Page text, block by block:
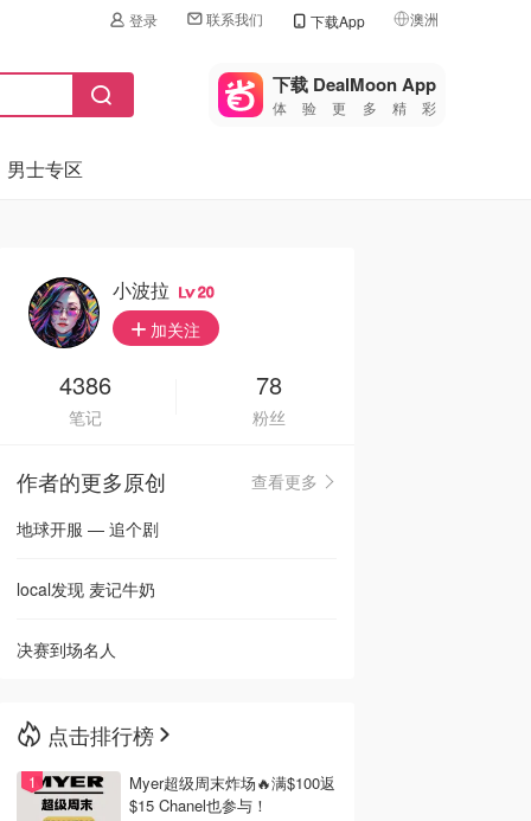
登录 联系我们 下载App 澳洲
🇺🇸
🇨🇳 中国
🇦🇺
🇳🇿新西兰
下载 DealMoon App
体验更多精彩
男士专区
小波拉 20
加关注
4386
笔记
78
粉丝
作者的更多原创
查看更多
地球开服 — 追个剧
local发现 麦记牛奶
决赛到场名人
点击排行榜
Myer超级周末炸场🔥满$100返
$15 Chanel也参与！